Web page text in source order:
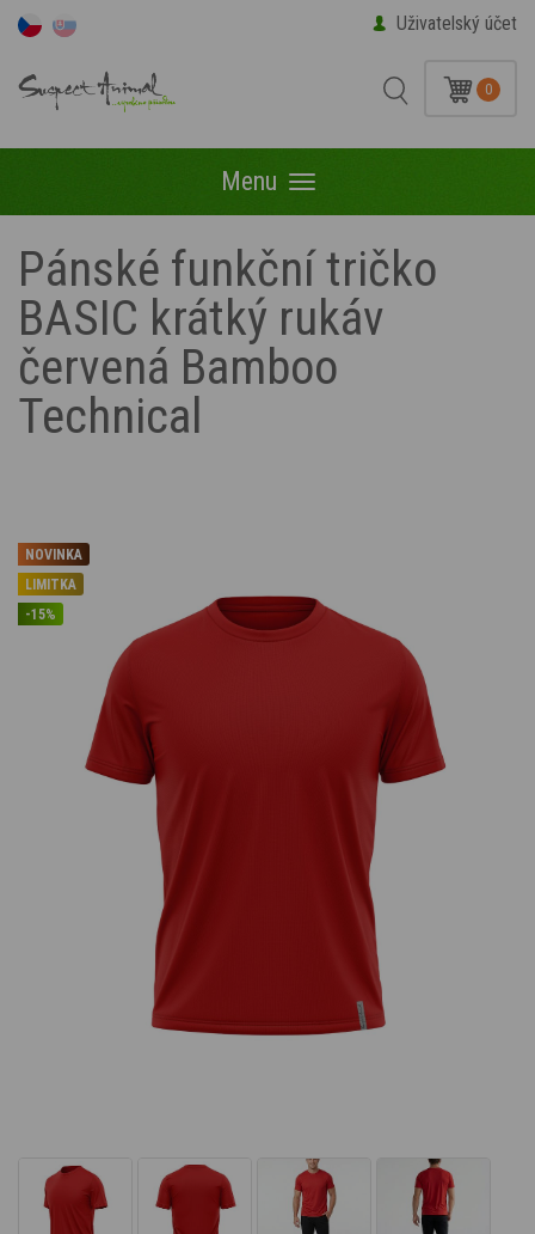
Uživatelský účet
0
Menu Menu
Pánské funkční tričko
BASIC krátký rukáv
červená Bamboo
Technical
NOVINKA
LIMITKA
-15%